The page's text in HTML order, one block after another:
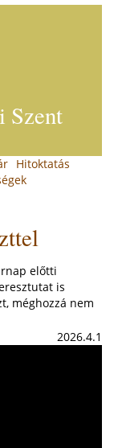
Szent
előtti
is
méghozzá nem
2026.4.1
Hitoktatás